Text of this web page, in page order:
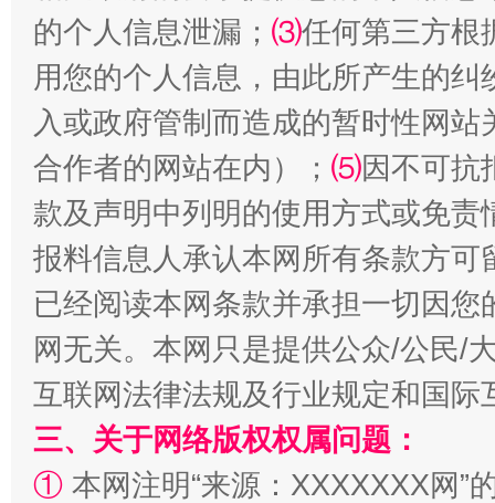
全民健身五年计划来了！等你上场
阿坝州三大球赛在茂县开幕 规模
的个人信息泄漏； ⑶任何第三方根
用您的个人信息，由此所产生的纠
入或政府管制而造成的暂时性网
合作者的网站在内）； ⑸因不可抗
款及声明中列明的使用方式或免责
报料信息人承认本网所有条款方
已经阅读本网条款并承担一切因
网无关。本网只是提供公众/公民/
互联网法律法规及行业规定和国
三、关于网络版权权属问题：
① 本网注明“来源：XXXXXXX网”